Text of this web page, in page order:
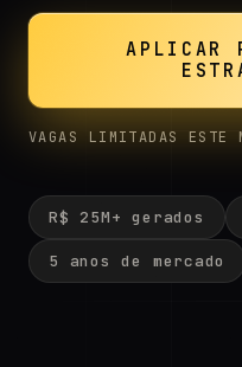
APLICAR
VAGAS LIMITADAS ESTE
R$ 25M+ gerados
5 anos de mercado